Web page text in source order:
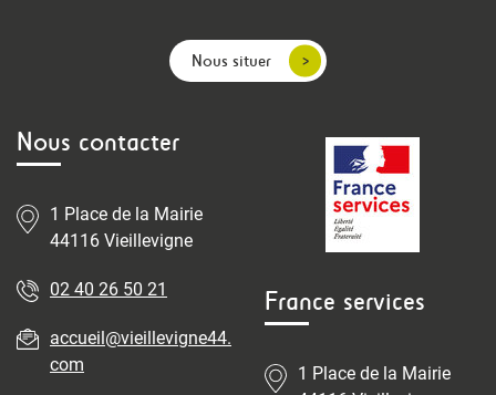
Nous situer
Nous contacter
1 Place de la Mairie
44116 Vieillevigne
02 40 26 50 21
accueil@vieillevigne44.
com
France services
1 Place de la Mairie